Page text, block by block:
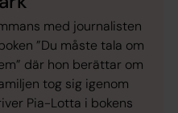
med journalisten
”Du måste tala om
där hon berättar om
tog sig igenom
Pia-Lotta i bokens